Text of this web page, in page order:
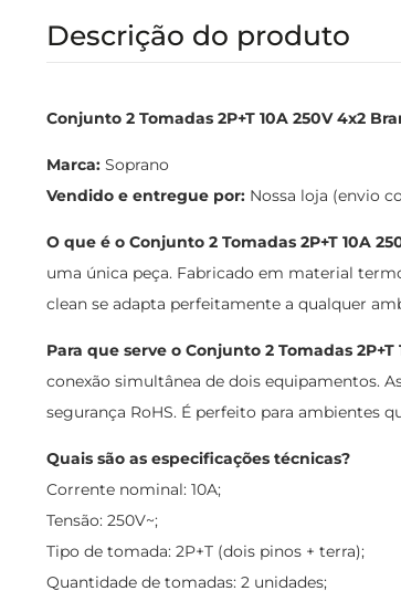
Descrição do produto
Conjunto 2 Tomadas 2P+T 10A 250V 4x2
Marca: Soprano
Vendido e entregue por: Nossa loja (envio
O que é o Conjunto 2 Tomadas 2P+T 10A
uma única peça. Fabricado em material
clean se adapta perfeitamente a qualquer
Para que serve o Conjunto 2 Tomadas
conexão simultânea de dois equipamentos.
segurança RoHS. É perfeito para ambientes
Quais são as especificações técnicas?
Corrente nominal: 10A;
Tensão: 250V~;
Tipo de tomada: 2P+T (dois pinos + terra);
Quantidade de tomadas: 2 unidades;